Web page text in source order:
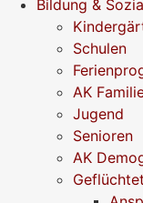
Bildung &
Schulen
AK
Jugend
Senioren
AK